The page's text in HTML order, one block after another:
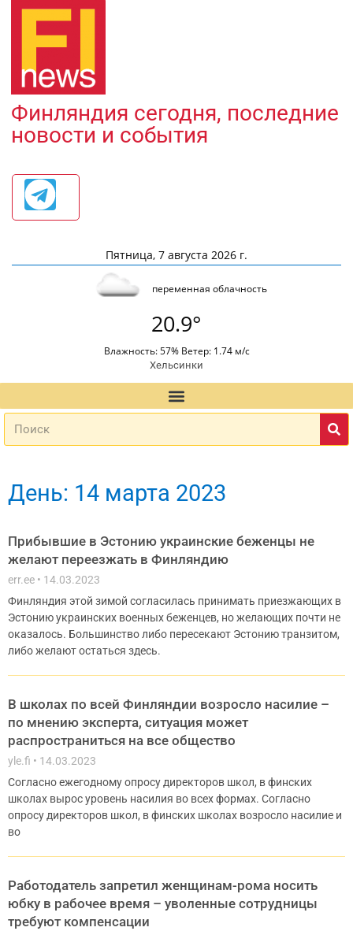
Финляндия сегодня, последние
новости и события
Пятница, 7 августа 2026 г.
переменная облачность
20.9°
Влажность: 57% Ветер: 1.74 м/с
Хельсинки
День: 14 марта 2023
Прибывшие в Эстонию украинские беженцы не
желают переезжать в Финляндию
err.ee
14.03.2023
Финляндия этой зимой согласилась принимать приезжающих в
Эстонию украинских военных беженцев, но желающих почти не
оказалось. Большинство либо пересекают Эстонию транзитом,
либо желают остаться здесь.
В школах по всей Финляндии возросло насилие –
по мнению эксперта, ситуация может
распространиться на все общество
yle.fi
14.03.2023
Согласно ежегодному опросу директоров школ, в финских
школах вырос уровень насилия во всех формах. Согласно
опросу директоров школ, в финских школах возросло насилие и
во
Работодатель запретил женщинам-рома носить
юбку в рабочее время – уволенные сотрудницы
требуют компенсации